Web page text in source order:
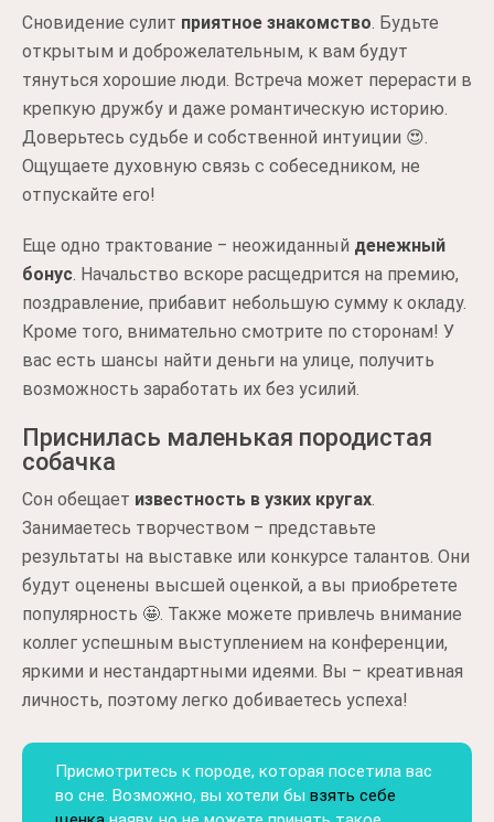
Сновидение сулит приятное знакомство. Будьте
открытым и доброжелательным, к вам будут
тянуться хорошие люди. Встреча может перерасти в
крепкую дружбу и даже романтическую историю.
Доверьтесь судьбе и собственной интуиции 😍.
Ощущаете духовную связь с собеседником, не
отпускайте его!
Еще одно трактование ‒ неожиданный денежный
бонус. Начальство вскоре расщедрится на премию,
поздравление, прибавит небольшую сумму к окладу.
Кроме того, внимательно смотрите по сторонам! У
вас есть шансы найти деньги на улице, получить
возможность заработать их без усилий.
Приснилась маленькая породистая
собачка
Сон обещает известность в узких кругах.
Занимаетесь творчеством ‒ представьте
результаты на выставке или конкурсе талантов. Они
будут оценены высшей оценкой, а вы приобретете
популярность 🤩. Также можете привлечь внимание
коллег успешным выступлением на конференции,
яркими и нестандартными идеями. Вы ‒ креативная
личность, поэтому легко добиваетесь успеха!
Присмотритесь к породе, которая посетила вас
во сне. Возможно, вы хотели бы взять себе